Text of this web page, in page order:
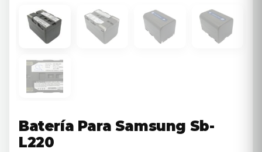
Batería Para Samsung Sb-
L220